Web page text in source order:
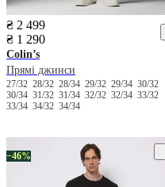
₴ 2 499
₴ 1 290
Colin’s
Прямі джинси
27/32 28/32 28/34 29/32 29/34 30/32
30/34 31/32 31/34 32/32 32/34 33/32
33/34 34/32 34/34
−46%